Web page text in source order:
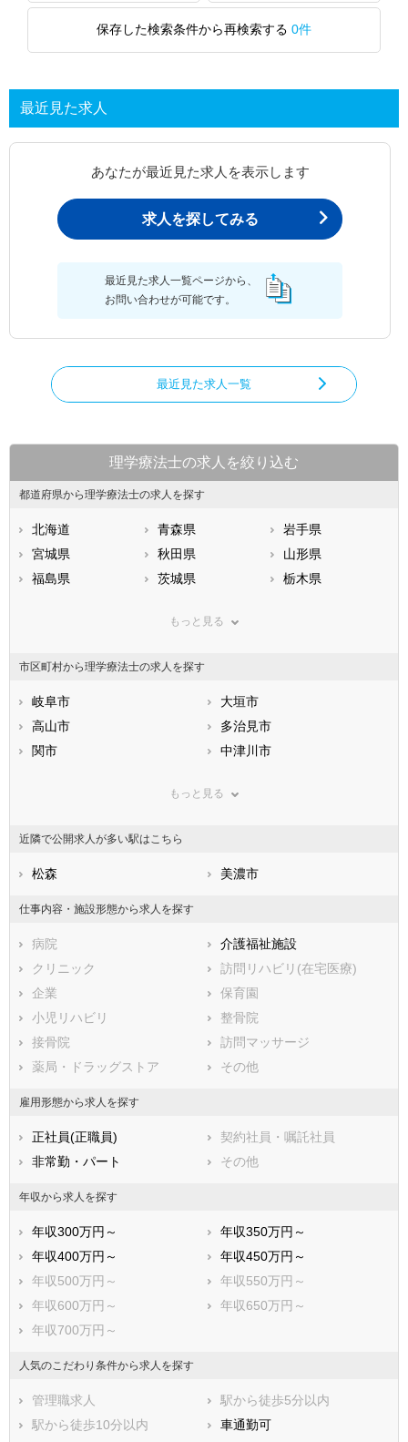
保存した検索条件から再検索する 0件
最近見た求人
あなたが最近見た求人を表示します
求人を探してみる
最近見た求人一覧ページから、
お問い合わせが可能です。
最近見た求人一覧
理学療法士の求人を絞り込む
都道府県から理学療法士の求人を探す
北海道 青森県
岩手県
宮城県
秋田県
山形県
福島県
茨城県
栃木県
神奈川県
石川県
福井県
静岡県
滋賀県
兵庫県
山口県
福岡県
佐賀県
熊本県
もっと見る
市区町村から理学療法士の求人を探す
岐阜市
大垣市
高山市
多治見市
関市
中津川市
恵那市
各務原市
山県市
瑞穂市
海津市
羽島郡岐南町
羽島郡笠松町
養老郡養老町
不破郡垂井町
不破郡関ケ原町
安八郡神戸町
安八郡輪之内町
安八郡安八町
揖斐郡揖斐川町
揖斐郡大野町
揖斐郡池田町
本巣郡北方町
加茂郡七宗町
加茂郡八百津町
加茂郡白川町
加茂郡東白川村
可児郡御嵩町
もっと見る
近隣で公開求人が多い駅はこちら
松森 美濃市
仕事内容・施設形態から求人を探す
病院
介護福祉施設
クリニック
訪問リハビリ(在宅医療)
企業
保育園
小児リハビリ
整骨院
接骨院
訪問マッサージ
薬局・ドラッグストア
その他
雇用形態から求人を探す
正社員(正職員)
契約社員・嘱託社員
非常勤・パート
その他
年収から求人を探す
年収300万円～
年収350万円～
年収400万円～
年収450万円～
年収500万円～
年収550万円～
年収600万円～
年収650万円～
年収700万円～
人気のこだわり条件から求人を探す
管理職求人
駅から徒歩5分以内
駅から徒歩10分以内
車通勤可